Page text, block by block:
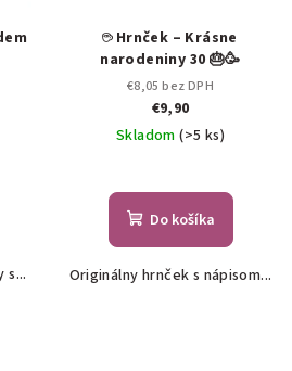
☕ Hrnček – Krásne
narodeniny 30 🎂🥳
€8,05 bez DPH
€9,90
Skladom(>5 ks)
Do košíka
Originálny hrnček s nápisom...